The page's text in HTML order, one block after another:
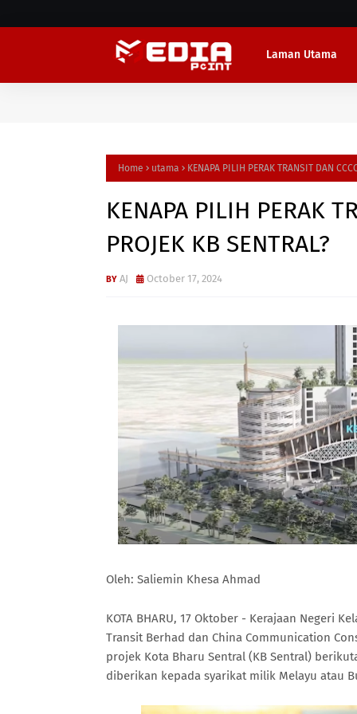
Laman Utama
Home utama KENAPA PILIH PERAK TRANSIT DAN
KENAPA PILIH PERAK
PROJEK KB SENTRAL?
AJ October 17, 2024
Oleh: Saliemin Khesa Ahmad
KOTA BHARU, 17 Oktober - Kerajaan Negeri
Transit Berhad dan China Communication
projek Kota Bharu Sentral (KB Sentral)
diberikan kepada syarikat milik Melayu atau